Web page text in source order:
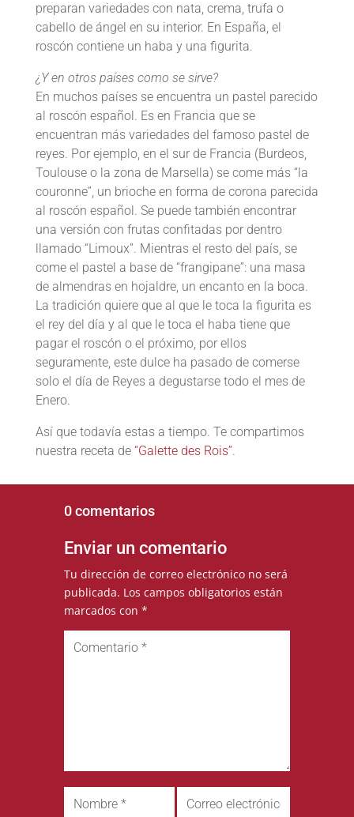
preparan variedades con nata, crema, trufa o
cabello de ángel en su interior. En España, el
roscón contiene un haba y una figurita.
¿Y en otros países como se sirve?
En muchos países se encuentra un pastel parecido
al roscón español. Es en Francia que se
encuentran más variedades del famoso pastel de
reyes. Por ejemplo, en el sur de Francia (Burdeos,
Toulouse o la zona de Marsella) se come más “la
couronne”, un brioche en forma de corona parecida
al roscón español. Se puede también encontrar
una versión con frutas confitadas por dentro
llamado “Limoux”. Mientras el resto del país, se
come el pastel a base de “frangipane”: una masa
de almendras en hojaldre, un encanto en la boca.
La tradición quiere que al que le toca la figurita es
el rey del día y al que le toca el haba tiene que
pagar el roscón o el próximo, por ellos
seguramente, este dulce ha pasado de comerse
solo el día de Reyes a degustarse todo el mes de
Enero.
Así que todavía estas a tiempo. Te compartimos
nuestra receta de “Galette des Rois”.
0 comentarios
Enviar un comentario
Tu dirección de correo electrónico no será
publicada. Los campos obligatorios están
marcados con *